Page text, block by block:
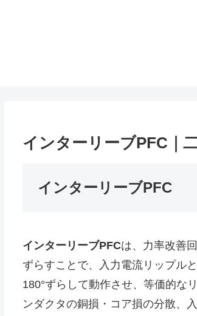
インターリーブPFC｜
インターリーブPFC
インターリーブPFCは、力率改善
ずらすことで、入力電流リップル
180°ずらして動作させ、等価的な
ンダクタの銅損・コア損の分散、